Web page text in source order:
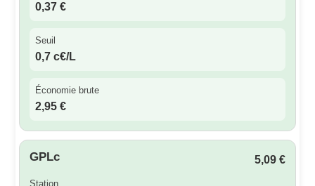
0,37 €
Seuil
0,7 c€/L
Économie brute
2,95 €
GPLc 5,09 €
Station